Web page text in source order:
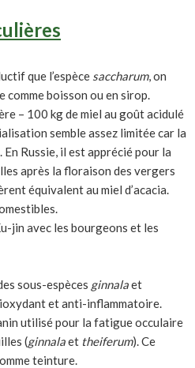
que l’espèce saccharum, on
boisson ou en sirop.
– 100 kg de miel au goût acidulé
semble assez limitée car la
Russie, il est apprécié pour la
après la floraison des vergers
équivalent au miel d’acacia.
jin avec les bourgeons et les
sous-espèces ginnalaet
et anti-inflammatoire.
utilisé pour la fatigue occulaire
(ginnalaet theiferum). Ce
teinture.